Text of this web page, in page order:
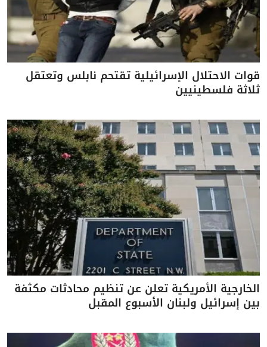
قوات الاحتلال الإسرائيلية تقتحم نابلس وتعتقل
ثلاثة فلسطينيين
الخارجية الأمريكية تعلن عن تنظيم محادثات مكثفة
بين إسرائيل ولبنان الأسبوع المقبل